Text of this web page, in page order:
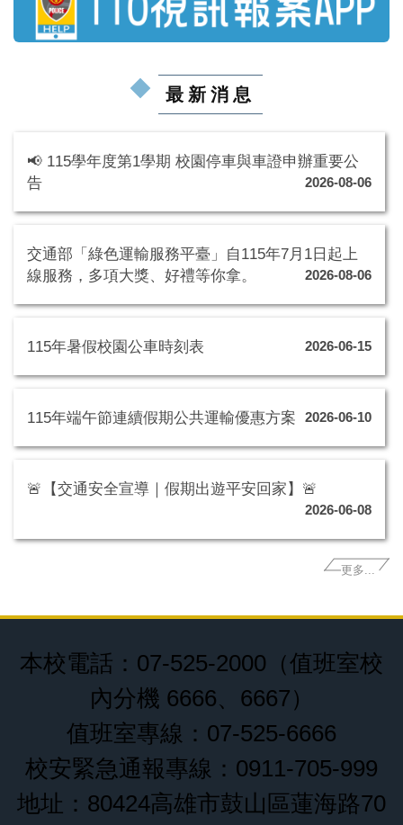
最新消息
📢 115學年度第1學期 校園停車與車證申辦重要公
告
2026-08-06
交通部「綠色運輸服務平臺」自115年7月1日起上
線服務，多項大獎、好禮等你拿。
2026-08-06
115年暑假校園公車時刻表 2026-06-15
115年端午節連續假期公共運輸優惠方案 2026-06-10
🚨【交通安全宣導｜假期出遊平安回家】🚨
2026-06-08
更多...
本校電話：07-525-2000（值班室校
內分機 6666、6667）
值班室專線：07-525-6666
校安緊急通報專線：0911-705-999
地址：80424高雄市鼓山區蓮海路70